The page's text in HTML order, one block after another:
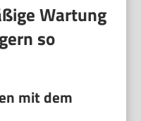
Wartung
so
mit dem